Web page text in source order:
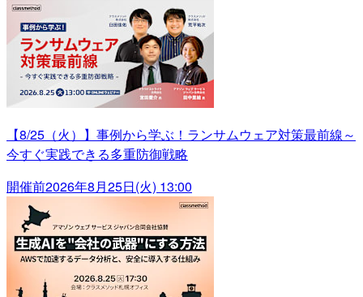
【8/25（火）】事例から学ぶ！ランサムウェア対策最前線～
今すぐ実践できる多重防御戦略
開催前2026年8月25日(火) 13:00